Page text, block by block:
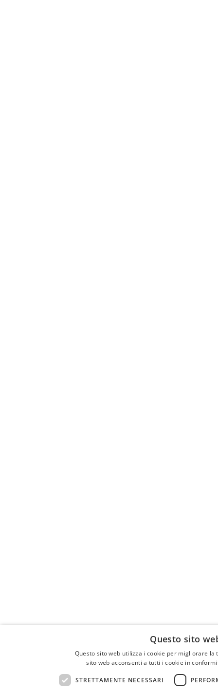
Questo sito
Questo sito web utilizza i cookie per migliorare
sito web acconsenti a tutti i cookie in
STRETTAMENTE NECESSARI